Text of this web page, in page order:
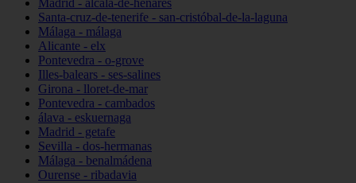
Madrid - alcalá-de-henares
Santa-cruz-de-tenerife - san-cristóbal-de-la-laguna
Málaga - málaga
Alicante - elx
Pontevedra - o-grove
Illes-balears - ses-salines
Girona - lloret-de-mar
Pontevedra - cambados
álava - eskuernaga
Madrid - getafe
Sevilla - dos-hermanas
Málaga - benalmádena
Ourense - ribadavia